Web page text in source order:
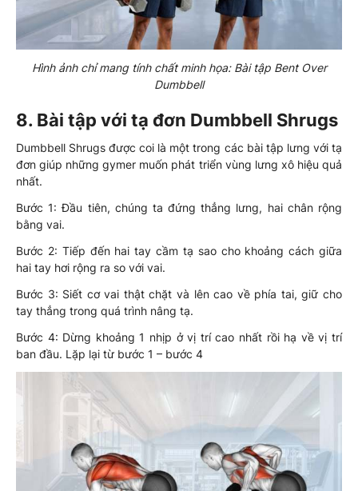
Hình ảnh chỉ mang tính chất minh họa: Bài tập Bent Over
Dumbbell
8. Bài tập với tạ đơn Dumbbell Shrugs
Dumbbell Shrugs được coi là một trong các bài tập lưng với tạ
đơn giúp những gymer muốn phát triển vùng lưng xô hiệu quả
nhất.
Bước 1: Đầu tiên, chúng ta đứng thẳng lưng, hai chân rộng
bằng vai.
Bước 2: Tiếp đến hai tay cầm tạ sao cho khoảng cách giữa
hai tay hơi rộng ra so với vai.
Bước 3: Siết cơ vai thật chặt và lên cao về phía tai, giữ cho
tay thẳng trong quá trình nâng tạ.
Bước 4: Dừng khoảng 1 nhịp ở vị trí cao nhất rồi hạ về vị trí
ban đầu. Lặp lại từ bước 1 – bước 4